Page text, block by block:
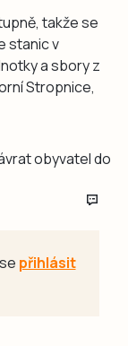
takže se
stanic v
a sbory z
Stropnice,
obyvatel do
přihlásit